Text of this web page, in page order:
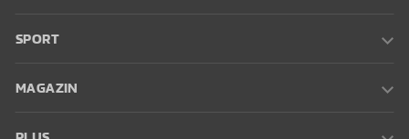
SPORT
MAGAZIN